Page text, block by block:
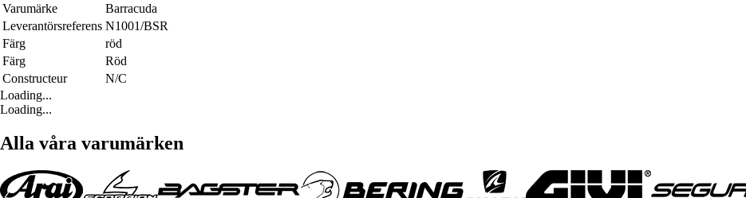
Varumärke
Barracuda
Leverantörsreferens N1001/BSR
Färg
röd
Färg
Röd
Constructeur
N/C
Loading...
Loading...
Alla våra varumärken